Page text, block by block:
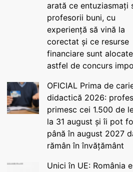
arată ce entuziasmați
profesorii buni, cu
experiență să vină la
corectat și ce resurse
financiare sunt
astfel de concurs
OFICIAL Prima de
didactică 2026:
primesc cei 1.500 de
la 31 august și îi pot
până în august 2027
rămân în învățământ
Unici în UE: România